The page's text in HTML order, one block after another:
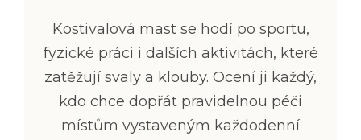
Kostivalová mast se hodí po sportu,
fyzické práci i dalších aktivitách, které
zatěžují svaly a klouby. Ocení ji každý,
kdo chce dopřát pravidelnou péči
místům vystaveným každodenní